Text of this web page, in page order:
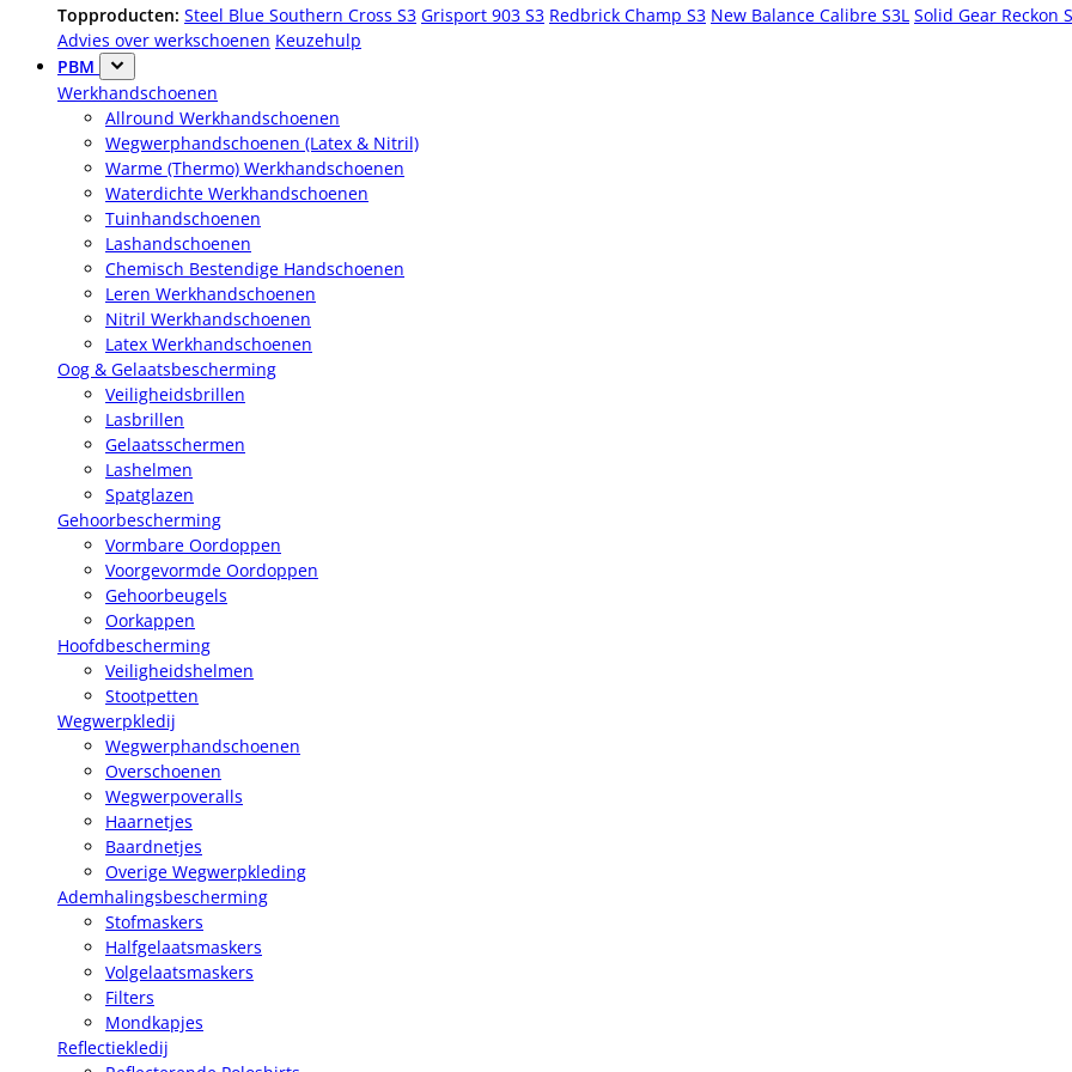
Topproducten: Steel Blue Southern Cross S3 Grisport 903 S3 Redbrick Champ S3 New Balance Calibre S3L Solid Gear Reckon
Advies over werkschoenen Keuzehulp
PBM
Werkhandschoenen
Allround Werkhandschoenen
Wegwerphandschoenen (Latex & Nitril)
Warme (Thermo) Werkhandschoenen
Waterdichte Werkhandschoenen
Tuinhandschoenen
Lashandschoenen
Chemisch Bestendige Handschoenen
Leren Werkhandschoenen
Nitril Werkhandschoenen
Latex Werkhandschoenen
Oog & Gelaatsbescherming
Veiligheidsbrillen
Lasbrillen
Gelaatsschermen
Lashelmen
Spatglazen
Gehoorbescherming
Vormbare Oordoppen
Voorgevormde Oordoppen
Gehoorbeugels
Oorkappen
Hoofdbescherming
Veiligheidshelmen
Stootpetten
Wegwerpkledij
Wegwerphandschoenen
Overschoenen
Wegwerpoveralls
Haarnetjes
Baardnetjes
Overige Wegwerpkleding
Ademhalingsbescherming
Stofmaskers
Halfgelaatsmaskers
Volgelaatsmaskers
Filters
Mondkapjes
Reflectiekledij